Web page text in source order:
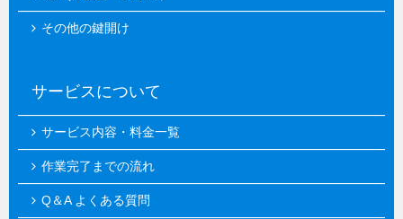
その他の鍵開け
サービスについて
サービス内容・料金一覧
作業完了までの流れ
Q＆A よくある質問